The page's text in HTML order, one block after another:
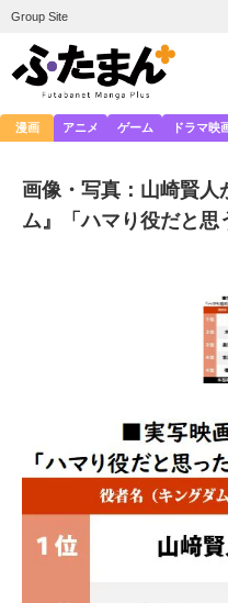
Group Site
漫画 アニメ ゲーム ドラマ映
画像・写真：山崎賢
ム』「ハマり役だと